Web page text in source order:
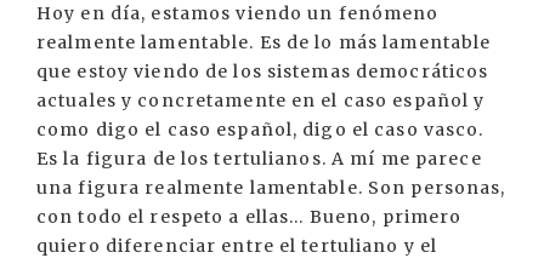
Hoy en día, estamos viendo un fenómeno
realmente lamentable. Es de lo más lamentable
que estoy viendo de los sistemas democráticos
actuales y concretamente en el caso español y
como digo el caso español, digo el caso vasco.
Es la figura de los tertulianos. A mí me parece
una figura realmente lamentable. Son personas,
con todo el respeto a ellas... Bueno, primero
quiero diferenciar entre el tertuliano y el